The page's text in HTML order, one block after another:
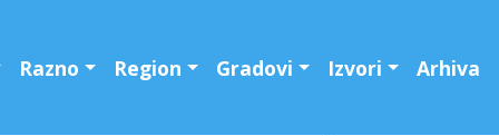
Razno Region Gradovi Izvori Arhiva